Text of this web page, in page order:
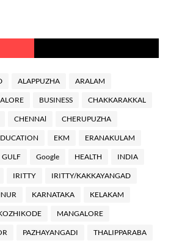
ALAPPUZHA ARALAM
BUSINESS CHAKKARAKKAL
CHENNAl CHERUPUZHA
EKM ERANAKULAM
GULF Google HEALTH INDIA
IRITTY IRITTY/KAKKAYANGAD
KARNATAKA KELAKAM
MANGALORE
PAZHAYANGADI THALIPPARABA